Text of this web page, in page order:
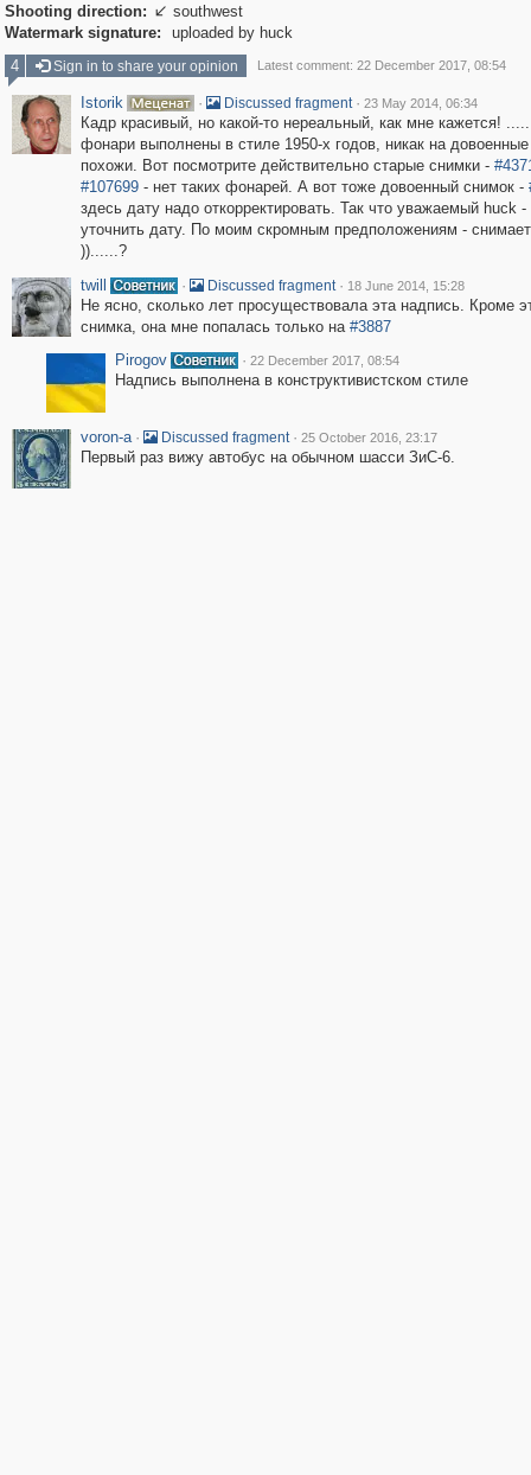
Shooting direction:  southwest
Watermark signature:
uploaded by huck
4
Sign in to share your opinion Latest comment: 22 December 2017, 08:54
Istorik · Discussed fragment · 23 May 2014, 06:34
Кадр красивый, но какой-то нереальный, как мне кажется!
фонари выполнены в стиле 1950-х годов, никак на
похожи. Вот посмотрите действительно старые снимки -
#107699- нет таких фонарей. А вот тоже довоенный снимок -
здесь дату надо откорректировать. Так что уважаемый huck -
уточнить дату. По моим скромным предположениям -
))......?
twill
· Discussed fragment · 18 June 2014, 15:28
Не ясно, сколько лет просуществовала эта надпись. Кроме
снимка, она мне попалась только на #3887
Pirogov
· 22 December 2017, 08:54
Надпись выполнена в конструктивистском стиле
voron-a · Discussed fragment · 25 October 2016, 23:17
Первый раз вижу автобус на обычном шасси ЗиС-6.